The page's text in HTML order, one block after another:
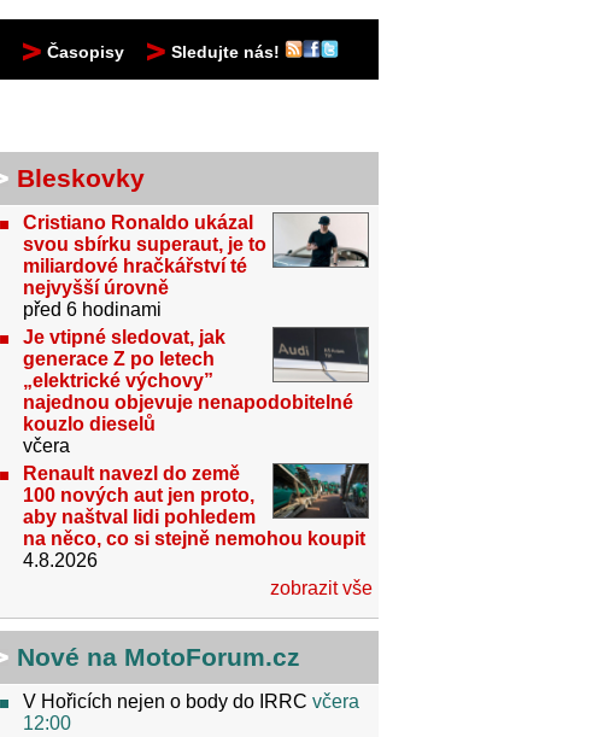
Časopisy Sledujte nás!
Bleskovky
Cristiano Ronaldo ukázal
svou sbírku superaut, je to
miliardové hračkářství té
nejvyšší úrovně
před 6 hodinami
Je vtipné sledovat, jak
generace Z po letech
„elektrické výchovy”
najednou objevuje nenapodobitelné
kouzlo dieselů
včera
Renault navezl do země
100 nových aut jen proto,
aby naštval lidi pohledem
na něco, co si stejně nemohou koupit
4.8.2026
zobrazit vše
Nové na MotoForum.cz
V Hořicích nejen o body do IRRC včera
12:00